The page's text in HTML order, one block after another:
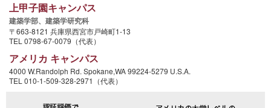
上甲子園キャンパス
建築学部、 建築学研究科
〒663-8121 兵庫県西宮市戸崎町1-13
TEL 0798-67-0079（代表）
アメリカ キャンパス
4000 W.Randolph Rd. Spokane,WA 99224-5279 U.S.A.
TEL 010-1-509-328-2971（代表）